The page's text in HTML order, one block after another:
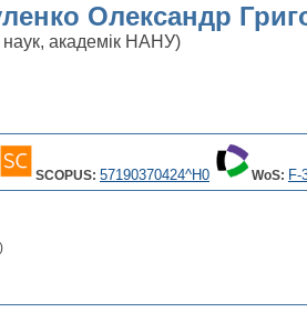
Олександр
наук, академік НАНУ)
SCOPUS: 57190370424^H0 WoS: F-
)